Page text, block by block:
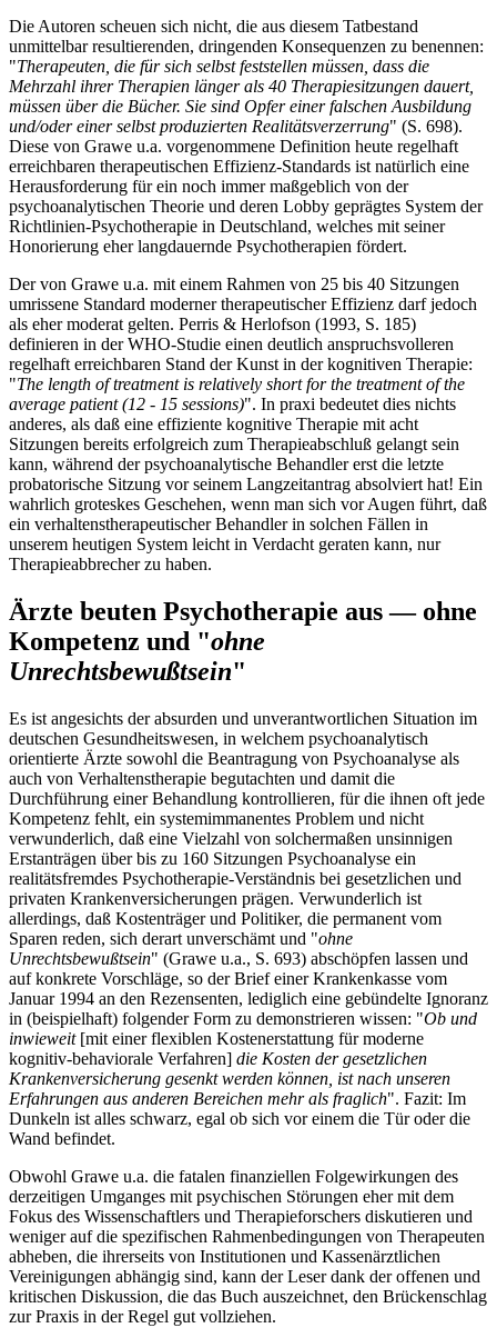
Die Autoren scheuen sich nicht, die aus diesem Tatbestand
unmittelbar resultierenden, dringenden Konsequenzen zu benennen:
"Therapeuten, die für sich selbst feststellen müssen, dass die
Mehrzahl ihrer Therapien länger als 40 Therapiesitzungen dauert,
müssen über die Bücher. Sie sind Opfer einer falschen Ausbildung
und/oder einer selbst produzierten Realitätsverzerrung" (S. 698).
Diese von Grawe u.a. vorgenommene Definition heute regelhaft
erreichbaren therapeutischen Effizienz-Standards ist natürlich eine
Herausforderung für ein noch immer maßgeblich von der
psychoanalytischen Theorie und deren Lobby geprägtes System der
Richtlinien-Psychotherapie in Deutschland, welches mit seiner
Honorierung eher langdauernde Psychotherapien fördert.
Der von Grawe u.a. mit einem Rahmen von 25 bis 40 Sitzungen
umrissene Standard moderner therapeutischer Effizienz darf jedoch
als eher moderat gelten. Perris & Herlofson (1993, S. 185)
definieren in der WHO-Studie einen deutlich anspruchsvolleren
regelhaft erreichbaren Stand der Kunst in der kognitiven Therapie:
"The length of treatment is relatively short for the treatment of the
average patient (12 - 15 sessions)". In praxi bedeutet dies nichts
anderes, als daß eine effiziente kognitive Therapie mit acht
Sitzungen bereits erfolgreich zum Therapieabschluß gelangt sein
kann, während der psychoanalytische Behandler erst die letzte
probatorische Sitzung vor seinem Langzeitantrag absolviert hat! Ein
wahrlich groteskes Geschehen, wenn man sich vor Augen führt, daß
ein verhaltenstherapeutischer Behandler in solchen Fällen in
unserem heutigen System leicht in Verdacht geraten kann, nur
Therapieabbrecher zu haben.
Ärzte beuten Psychotherapie aus — ohne
Kompetenz und "ohne
Unrechtsbewußtsein"
Es ist angesichts der absurden und unverantwortlichen Situation im
deutschen Gesundheitswesen, in welchem psychoanalytisch
orientierte Ärzte sowohl die Beantragung von Psychoanalyse als
auch von Verhaltenstherapie begutachten und damit die
Durchführung einer Behandlung kontrollieren, für die ihnen oft jede
Kompetenz fehlt, ein systemimmanentes Problem und nicht
verwunderlich, daß eine Vielzahl von solchermaßen unsinnigen
Erstanträgen über bis zu 160 Sitzungen Psychoanalyse ein
realitätsfremdes Psychotherapie-Verständnis bei gesetzlichen und
privaten Krankenversicherungen prägen. Verwunderlich ist
allerdings, daß Kostenträger und Politiker, die permanent vom
Sparen reden, sich derart unverschämt und "ohne
Unrechtsbewußtsein" (Grawe u.a., S. 693) abschöpfen lassen und
auf konkrete Vorschläge, so der Brief einer Krankenkasse vom
Januar 1994 an den Rezensenten, lediglich eine gebündelte Ignoranz
in (beispielhaft) folgender Form zu demonstrieren wissen: "Ob und
inwieweit[mit einer flexiblen Kostenerstattung für moderne
kognitiv-behaviorale Verfahren] die Kosten der gesetzlichen
Krankenversicherung gesenkt werden können, ist nach unseren
Erfahrungen aus anderen Bereichen mehr als fraglich". Fazit: Im
Dunkeln ist alles schwarz, egal ob sich vor einem die Tür oder die
Wand befindet.
Obwohl Grawe u.a. die fatalen finanziellen Folgewirkungen des
derzeitigen Umganges mit psychischen Störungen eher mit dem
Fokus des Wissenschaftlers und Therapieforschers diskutieren und
weniger auf die spezifischen Rahmenbedingungen von Therapeuten
abheben, die ihrerseits von Institutionen und Kassenärztlichen
Vereinigungen abhängig sind, kann der Leser dank der offenen und
kritischen Diskussion, die das Buch auszeichnet, den Brückenschlag
zur Praxis in der Regel gut vollziehen.